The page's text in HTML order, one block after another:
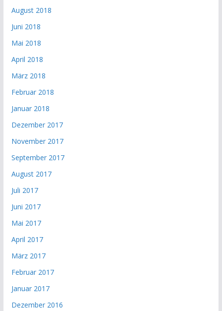
August 2018
Juni 2018
Mai 2018
April 2018
März 2018
Februar 2018
Januar 2018
Dezember 2017
November 2017
September 2017
August 2017
Juli 2017
Juni 2017
Mai 2017
April 2017
März 2017
Februar 2017
Januar 2017
Dezember 2016